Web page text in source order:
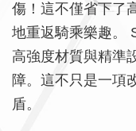
傷！這不僅省下了
地重返騎乘樂趣。
高強度材質與精準
障。這不只是一項
盾。